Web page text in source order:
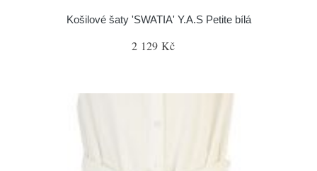
Košilové šaty 'SWATIA' Y.A.S Petite bílá
2 129 Kč